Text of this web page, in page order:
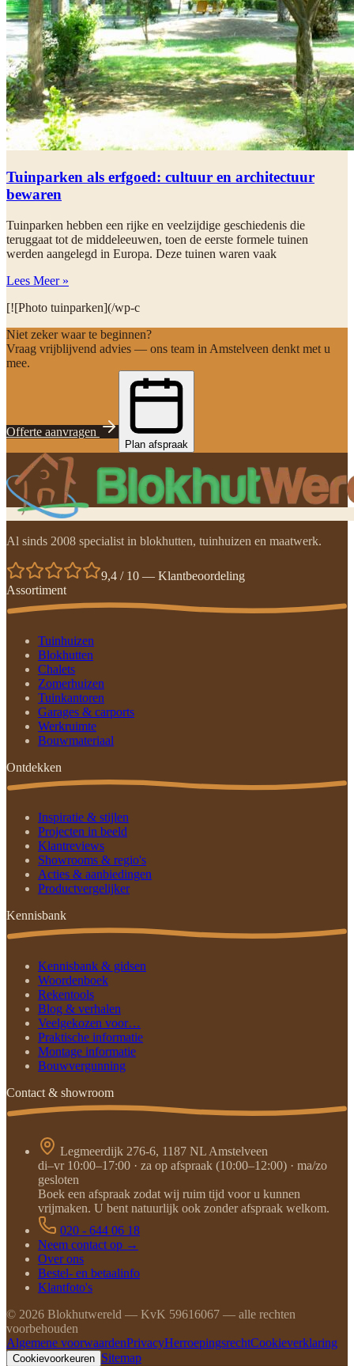
Tuinparken als erfgoed: cultuur en architectuur
bewaren
Tuinparken hebben een rijke en veelzijdige geschiedenis die
teruggaat tot de middeleeuwen, toen de eerste formele tuinen
werden aangelegd in Europa. Deze tuinen waren vaak
Lees Meer »
[![Photo tuinparken](/wp-c
Niet zeker waar te beginnen?
Vraag vrijblijvend advies — ons team in Amstelveen denkt met u
mee.
Offerte aanvragen
Plan afspraak
Al sinds 2008 specialist in blokhutten, tuinhuizen en maatwerk.
9,4 / 10 — Klantbeoordeling
Assortiment
Tuinhuizen
Blokhutten
Chalets
Zomerhuizen
Tuinkantoren
Garages & carports
Werkruimte
Bouwmateriaal
Ontdekken
Inspiratie & stijlen
Projecten in beeld
Klantreviews
Showrooms & regio's
Acties & aanbiedingen
Productvergelijker
Kennisbank
Kennisbank & gidsen
Woordenboek
Rekentools
Blog & verhalen
Veelgekozen voor…
Praktische informatie
Montage informatie
Bouwvergunning
Contact & showroom
Legmeerdijk 276-6, 1187 NL Amstelveen
di–vr 10:00–17:00 · za op afspraak (10:00–12:00) · ma/zo
gesloten
Boek een afspraak zodat wij ruim tijd voor u kunnen
vrijmaken. U bent natuurlijk ook zonder afspraak welkom.
020 - 644 06 18
Neem contact op →
Over ons
Bestel- en betaalinfo
Klantfoto's
© 2026 Blokhutwereld — KvK 59616067 — alle rechten
voorbehouden
Algemene voorwaardenPrivacyHerroepingsrechtCookieverklaring
Cookievoorkeuren Sitemap